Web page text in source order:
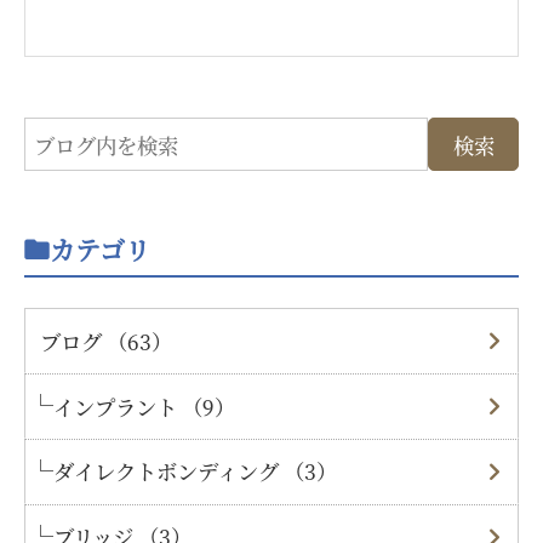
カテゴリ
ブログ （63）
インプラント （9）
ダイレクトボンディング （3）
ブリッジ （3）